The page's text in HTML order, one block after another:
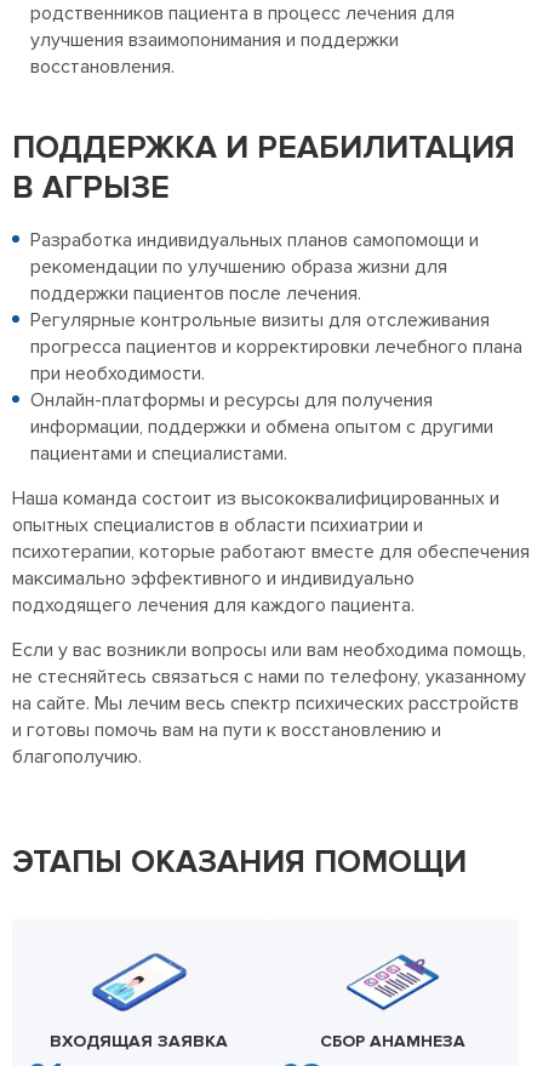
родственников пациента в процесс лечения для
улучшения взаимопонимания и поддержки
восстановления.
ПОДДЕРЖКА И РЕАБИЛИТАЦИЯ
В АГРЫЗЕ
Разработка индивидуальных планов самопомощи и
рекомендации по улучшению образа жизни для
поддержки пациентов после лечения.
Регулярные контрольные визиты для отслеживания
прогресса пациентов и корректировки лечебного плана
при необходимости.
Онлайн-платформы и ресурсы для получения
информации, поддержки и обмена опытом с другими
пациентами и специалистами.
Наша команда состоит из высококвалифицированных и
опытных специалистов в области психиатрии и
психотерапии, которые работают вместе для обеспечения
максимально эффективного и индивидуально
подходящего лечения для каждого пациента.
Если у вас возникли вопросы или вам необходима помощь,
не стесняйтесь связаться с нами по телефону, указанному
на сайте. Мы лечим весь спектр психических расстройств
и готовы помочь вам на пути к восстановлению и
благополучию.
ЭТАПЫ ОКАЗАНИЯ ПОМОЩИ
ВХОДЯЩАЯ ЗАЯВКА СБОР АНАМНЕЗА